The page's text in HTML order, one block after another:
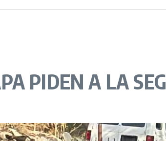
PIDEN A LA